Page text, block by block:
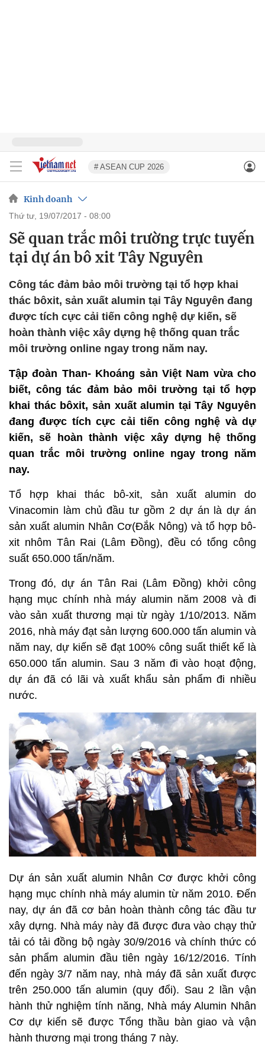
# ASEAN CUP 2026
Kinh doanh
thứ tư, 19/07/2017 - 08:00
Sẽ quan trắc môi trường trực tuyến
tại dự án bô xit Tây Nguyên
Công tác đảm bảo môi trường tại tổ hợp khai
thác bôxit, sản xuất alumin tại Tây Nguyên đang
được tích cực cải tiến công nghệ dự kiến, sẽ
hoàn thành việc xây dựng hệ thống quan trắc
môi trường online ngay trong năm nay.
Tập đoàn Than- Khoáng sản Việt Nam vừa cho
biết, công tác đảm bảo môi trường tại tổ hợp
khai thác bôxit, sản xuất alumin tại Tây Nguyên
đang được tích cực cải tiến công nghệ và dự
kiến, sẽ hoàn thành việc xây dựng hệ thống
quan trắc môi trường online ngay trong năm
nay.
Tổ hợp khai thác bô-xit, sản xuất alumin do
Vinacomin làm chủ đầu tư gồm 2 dự án là dự án
sản xuất alumin Nhân Cơ(Đắk Nông) và tổ hợp bô-
xit nhôm Tân Rai (Lâm Đồng), đều có tổng công
suất 650.000 tấn/năm.
Trong đó, dự án Tân Rai (Lâm Đồng) khởi công
hạng mục chính nhà máy alumin năm 2008 và đi
vào sản xuất thương mại từ ngày 1/10/2013. Năm
2016, nhà máy đạt sản lượng 600.000 tấn alumin và
năm nay, dự kiến sẽ đạt 100% công suất thiết kế là
650.000 tấn alumin. Sau 3 năm đi vào hoạt động,
dự án đã có lãi và xuất khẩu sản phẩm đi nhiều
nước.
Dự án sản xuất alumin Nhân Cơ được khởi công
hạng mục chính nhà máy alumin từ năm 2010. Đến
nay, dự án đã cơ bản hoàn thành công tác đầu tư
xây dựng. Nhà máy này đã được đưa vào chạy thử
tải có tải đồng bộ ngày 30/9/2016 và chính thức có
sản phẩm alumin đầu tiên ngày 16/12/2016. Tính
đến ngày 3/7 năm nay, nhà máy đã sản xuất được
trên 250.000 tấn alumin (quy đổi). Sau 2 lần vận
hành thử nghiệm tính năng, Nhà máy Alumin Nhân
Cơ dự kiến sẽ được Tổng thầu bàn giao và vận
hành thương mại trong tháng 7 này.